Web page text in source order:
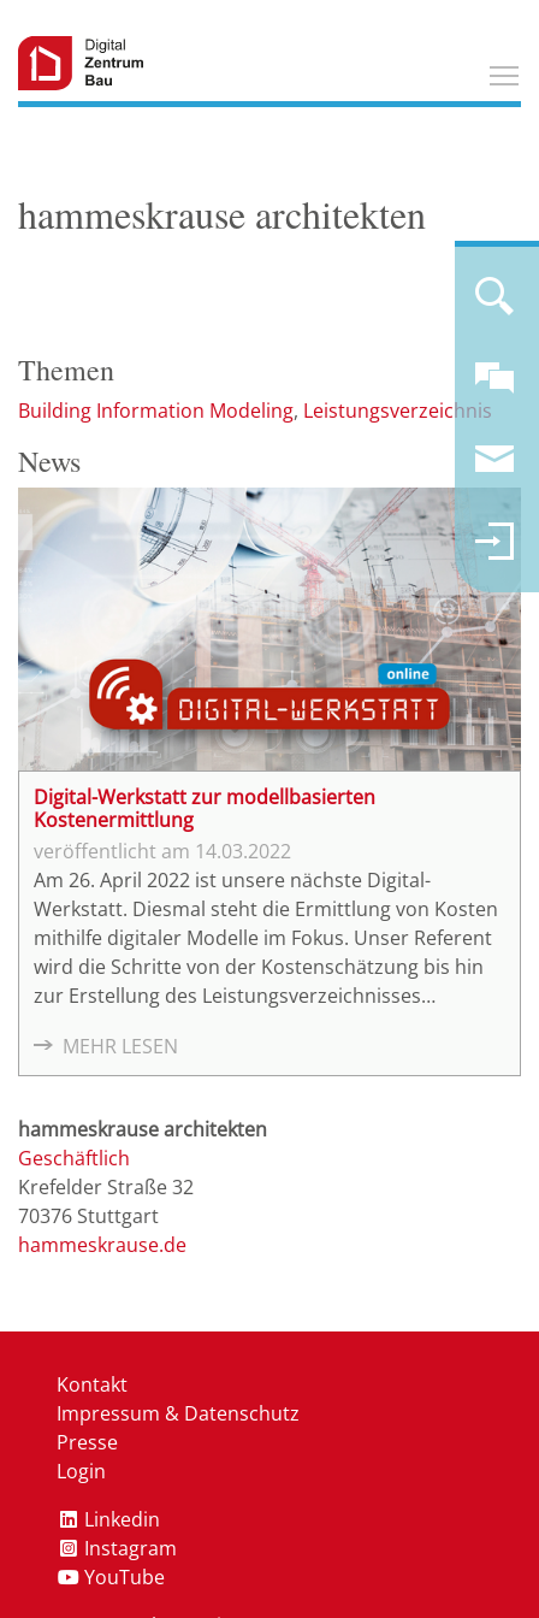
hammeskrause architekten
Themen
Building Information Modeling Leistungsverzeichnis
News
Digital-Werkstatt zur modellbasierten
Kostenermittlung
14.03.2022
Am 26. April 2022 ist unsere nächste Digital-
Werkstatt. Diesmal steht die Ermittlung von Kosten
mithilfe digitaler Modelle im Fokus. Unser Referent
wird die Schritte von der Kostenschätzung bis hin
zur Erstellung des Leistungsverzeichnisses
MEHR LESEN
hammeskrause architekten
Geschäftlich
Krefelder Straße 32
70376 Stuttgart
hammeskrause.de
Kontakt
Impressum & Datenschutz
Presse
Login
Linkedin
Instagram
YouTube